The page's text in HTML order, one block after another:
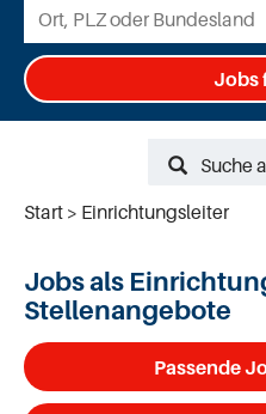
Jobs
Suche
Start
Einrichtungsleiter
Jobs als
Stellenangebote
Passende